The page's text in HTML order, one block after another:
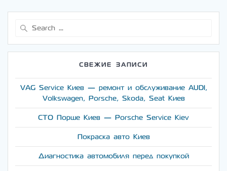
СВЕЖИЕ ЗАПИСИ
VAG Service Киев — ремонт и обслуживание AUDI,
Volkswagen, Porsche, Skoda, Seat Киев
СТО Порше Киев — Porsche Service Kiev
Покраска авто Киев
Диагностика автомобиля перед покупкой